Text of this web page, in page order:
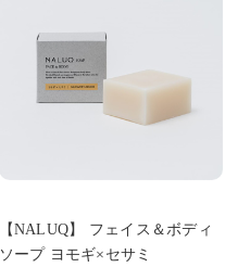
【NALUQ】 フェイス＆ボディ
ソープ ヨモギ×セサミ